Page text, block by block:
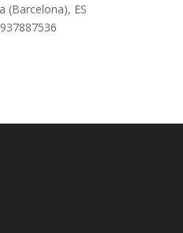
(Barcelona), ES